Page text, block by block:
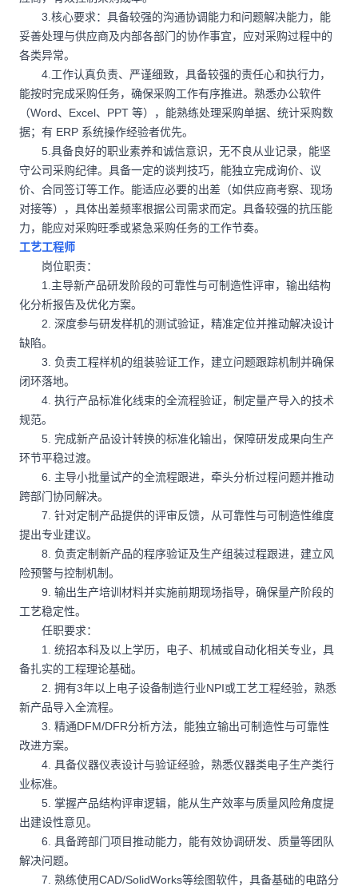
3.核心要求：具备较强的沟通协调能力和问题解决能力，能
妥善处理与供应商及内部各部门的协作事宜，应对采购过程中的
各类异常。
4.工作认真负责、严谨细致，具备较强的责任心和执行力，
能按时完成采购任务，确保采购工作有序推进。熟悉办公软件
（Word、Excel、PPT 等），能熟练处理采购单据、统计采购数
据；有 ERP 系统操作经验者优先。
5.具备良好的职业素养和诚信意识，无不良从业记录，能坚
守公司采购纪律。具备一定的谈判技巧，能独立完成询价、议
价、合同签订等工作。能适应必要的出差（如供应商考察、现场
对接等），具体出差频率根据公司需求而定。具备较强的抗压能
力，能应对采购旺季或紧急采购任务的工作节奏。
工艺工程师
岗位职责：
1.主导新产品研发阶段的可靠性与可制造性评审，输出结构
化分析报告及优化方案。
2. 深度参与研发样机的测试验证，精准定位并推动解决设计
缺陷。
3. 负责工程样机的组装验证工作，建立问题跟踪机制并确保
闭环落地。
4. 执行产品标准化线束的全流程验证，制定量产导入的技术
规范。
5. 完成新产品设计转换的标准化输出，保障研发成果向生产
环节平稳过渡。
6. 主导小批量试产的全流程跟进，牵头分析过程问题并推动
跨部门协同解决。
7. 针对定制产品提供的评审反馈，从可靠性与可制造性维度
提出专业建议。
8. 负责定制新产品的程序验证及生产组装过程跟进，建立风
险预警与控制机制。
9. 输出生产培训材料并实施前期现场指导，确保量产阶段的
工艺稳定性。
任职要求：
1. 统招本科及以上学历，电子、机械或自动化相关专业，具
备扎实的工程理论基础。
2. 拥有3年以上电子设备制造行业NPI或工艺工程经验，熟悉
新产品导入全流程。
3. 精通DFM/DFR分析方法，能独立输出可制造性与可靠性
改进方案。
4. 具备仪器仪表设计与验证经验，熟悉仪器类电子生产类行
业标准。
5. 掌握产品结构评审逻辑，能从生产效率与质量风险角度提
出建设性意见。
6. 具备跨部门项目推动能力，能有效协调研发、质量等团队
解决问题。
7. 熟练使用CAD/SolidWorks等绘图软件，具备基础的电路分